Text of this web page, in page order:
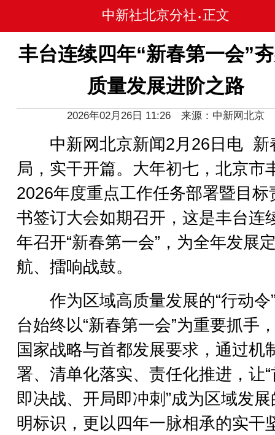
中新社北京分社 • 正文
丰台连续四年“新春第一会”
质量发展进阶之路
2026年02月26日 11:26 来源：中新网北京
中新网北京新闻2月26日电 新
局，实干开篇。大年初七，北京市
2026年度重点工作任务部署暨目标
书签订大会如期召开，这是丰台连
年召开“新春第一会”，为全年发展
航、擂响战鼓。
作为区域高质量发展的“行动令
台始终以“新春第一会”为重要抓手
国家战略与首都发展要求，通过机
署、清单化落实、责任化推进，让
即决战、开局即冲刺”成为区域发
明标识，更以四年一脉相承的实干